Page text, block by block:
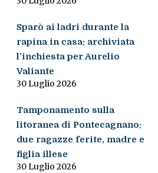
Sparò ai ladri durante la
rapina in casa: archiviata
l’inchiesta per Aurelio
Valiante
30 Luglio 2026
Tamponamento sulla
litoranea di Pontecagnano:
due ragazze ferite, madre e
figlia illese
30 Luglio 2026